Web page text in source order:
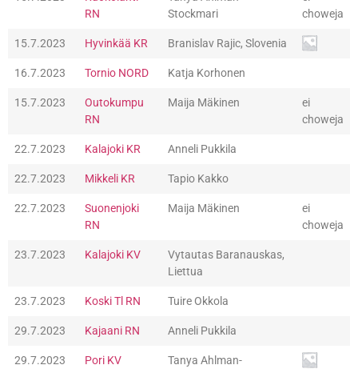
RN
Stockmari
choweja
15.7.2023 Hyvinkää KR Branislav Rajic, Slovenia
16.7.2023 Tornio NORD Katja Korhonen
15.7.2023
Outokumpu
RN
Maija Mäkinen
ei
choweja
22.7.2023 Kalajoki KR Anneli Pukkila
22.7.2023 Mikkeli KR Tapio Kakko
22.7.2023
Suonenjoki
RN
Maija Mäkinen
ei
choweja
23.7.2023 Kalajoki KV
Vytautas Baranauskas,
Liettua
23.7.2023 Koski Tl RN Tuire Okkola
29.7.2023 Kajaani RN Anneli Pukkila
29.7.2023 Pori KV
Tanya Ahlman-